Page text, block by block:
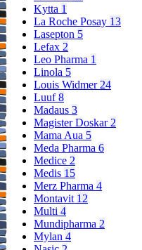
Kytta 1
La Roche Posay 13
Lasepton 5
Lefax 2
Leo Pharma 1
Linola 5
Louis Widmer24
Luuf8
Madaus 3
Magister Doskar2
Mama Aua 5
Meda Pharma 6
Medice 2
Medis 15
Merz Pharma 4
Montavit 12
Multi 4
Mundipharma 2
Mylan 4